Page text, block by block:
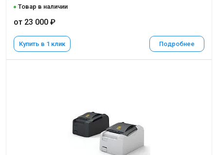
Товар в наличии
от 23 000 ₽
Купить в 1 клик Подробнее